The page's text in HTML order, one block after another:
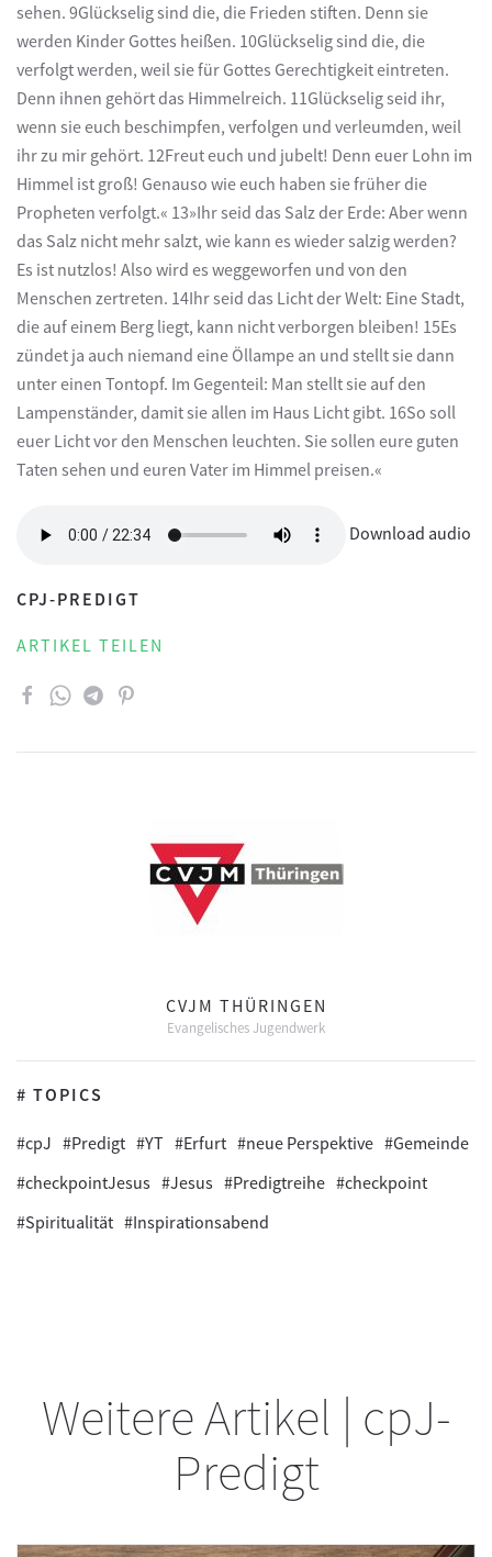
# TOPICS
#cpJ #Predigt #YT #Erfurt #neue Perspektive #Gemeinde
#checkpointJesus #Jesus #Predigtreihe #checkpoint
#Spiritualität #Inspirationsabend
sehen. 9Glückselig sind die, die Frieden stiften. Denn sie
werden Kinder Gottes heißen. 10Glückselig sind die, die
verfolgt werden, weil sie für Gottes Gerechtigkeit eintreten.
Denn ihnen gehört das Himmelreich. 11Glückselig seid ihr,
wenn sie euch beschimpfen, verfolgen und verleumden, weil
ihr zu mir gehört. 12Freut euch und jubelt! Denn euer Lohn im
Himmel ist groß! Genauso wie euch haben sie früher die
Propheten verfolgt.« 13»Ihr seid das Salz der Erde: Aber wenn
das Salz nicht mehr salzt, wie kann es wieder salzig werden?
Es ist nutzlos! Also wird es weggeworfen und von den
Menschen zertreten. 14Ihr seid das Licht der Welt: Eine Stadt,
die auf einem Berg liegt, kann nicht verborgen bleiben! 15Es
zündet ja auch niemand eine Öllampe an und stellt sie dann
unter einen Tontopf. Im Gegenteil: Man stellt sie auf den
Lampenständer, damit sie allen im Haus Licht gibt. 16So soll
euer Licht vor den Menschen leuchten. Sie sollen eure guten
Taten sehen und euren Vater im Himmel preisen.«
Download audio
CPJ-PREDIGT
ARTIKEL TEILEN
CVJM THÜRINGEN
Evangelisches Jugendwerk
Weitere Artikel | cpJ-
Predigt